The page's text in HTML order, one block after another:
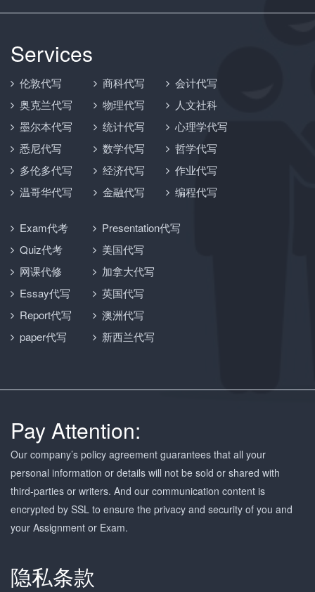
Services
伦敦代写
奥克兰代写
墨尔本代写
悉尼代写
多伦多代写
温哥华代写
商科代写
物理代写
统计代写
数学代写
经济代写
金融代写
会计代写
人文社科
心理学代写
哲学代写
作业代写
编程代写
Exam代考
Quiz代考
网课代修
Essay代写
Report代写
paper代写
Presentation代写
美国代写
加拿大代写
英国代写
澳洲代写
新西兰代写
Pay Attention:
Our company’s policy agreement guarantees that all your
personal information or details will not be sold or shared with
third-parties or writers. And our communication content is
encrypted by SSL to ensure the privacy and security of you and
your Assignment or Exam.
隐私条款